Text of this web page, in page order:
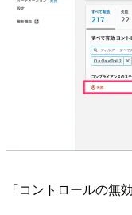
「コントロールの無